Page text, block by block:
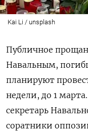
Kai Li / unsplash
Публичное
Навальным,
планируют
недели, до 1
секретарь
соратники